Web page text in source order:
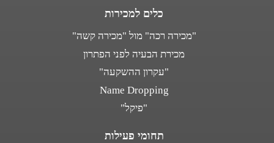
כלים למכירות
"מכירה רכה" מול "מכירה קשה"
מכירת הבעיה לפני הפתרון
"עקרון ההשקעה"
Name Dropping
"פיקל"
תחומי פעילות